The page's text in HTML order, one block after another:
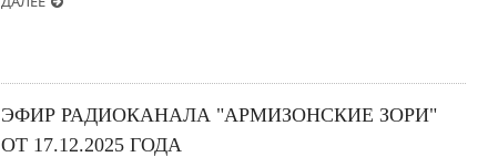
ЭФИР РАДИОКАНАЛА "АРМИЗОНСКИЕ ЗОРИ"
ОТ 17.12.2025 ГОДА